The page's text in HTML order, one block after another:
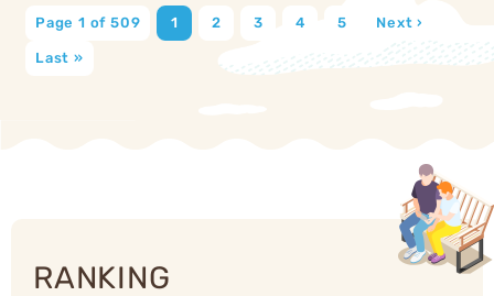
Page 1 of 509 1 2 3 4 5 Next ›
Last »
RANKING